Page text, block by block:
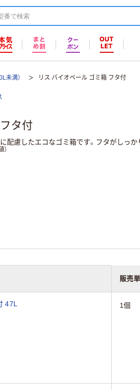
未満） リス バイオペール ゴミ箱 フタ付
タ付
配慮したエコなゴミ箱です。フタがしっか
）
販売
47L 1個